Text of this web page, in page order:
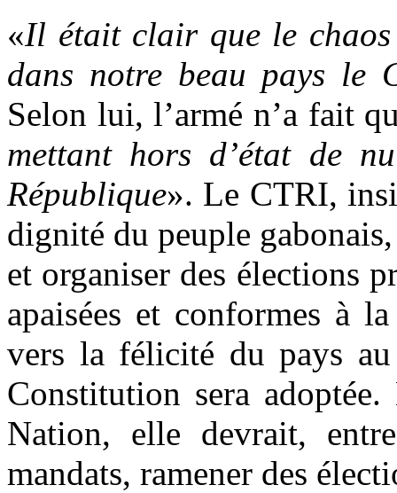
«Il était clair que le chaos
dans notre beau pays le
Selon lui, l’armé n’a fait
mettant hors d’état de
République». Le CTRI,
dignité du peuple
et organiser des élections
apaisées et conformes à
vers la félicité du pays
Constitution sera
Nation, elle devrait,
mandats, ramener des